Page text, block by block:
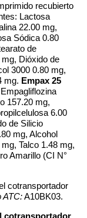
recubierto
Lactosa
22.00 mg,
Sódica 0.80
de
Dióxido de
3000 0.80 mg,
mg. Empax 25
157.20 mg,
6.00
de Silicio
mg, Alcohol
Talco 1.48 mg,
Amarillo (CI N°
cotransportador
ATC:A10BK03.
cotransportador